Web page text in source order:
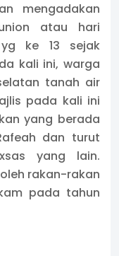
mengadakan
atau hari
ke 13 sejak
kali ini, warga
tanah air
pada kali ini
yang berada
dan turut
yang lain.
rakan-rakan
pada tahun